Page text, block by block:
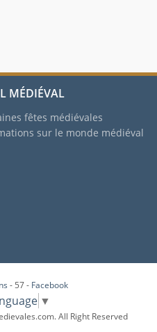
MÉDIÉVAL
fêtes médiévales
sur le monde médiéval
- 57 - Facebook
▼
All Right Reserved